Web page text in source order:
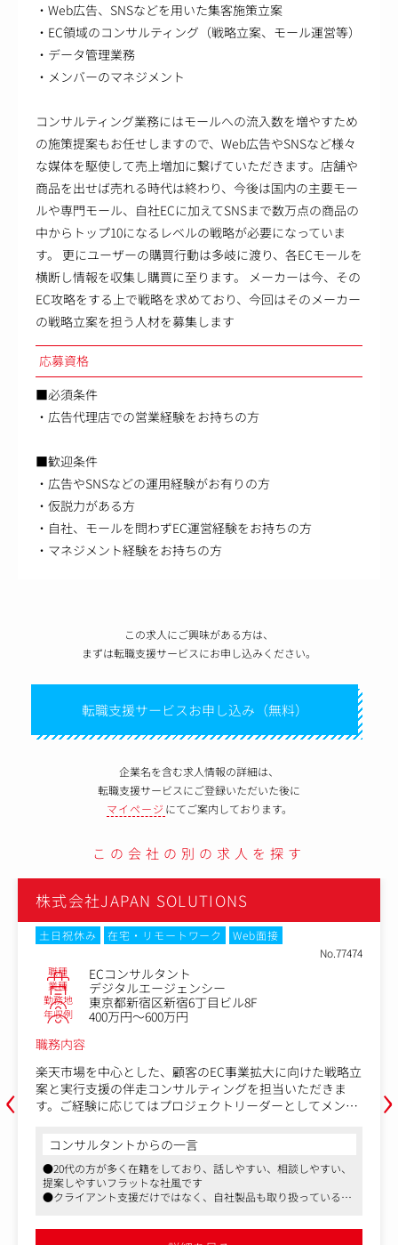
・Web広告、SNSなどを用いた集客施策立案
・EC領域のコンサルティング（戦略立案、モール運営等）
・データ管理業務
・メンバーのマネジメント
コンサルティング業務にはモールへの流入数を増やすため
の施策提案もお任せしますので、Web広告やSNSなど様々
な媒体を駆使して売上増加に繋げていただきます。店舗や
商品を出せば売れる時代は終わり、今後は国内の主要モー
ルや専門モール、自社ECに加えてSNSまで数万点の商品の
中からトップ10になるレベルの戦略が必要になっていま
す。 更にユーザーの購買行動は多岐に渡り、各ECモールを
横断し情報を収集し購買に至ります。 メーカーは今、その
EC攻略をする上で戦略を求めており、今回はそのメーカー
の戦略立案を担う人材を募集します
応募資格
■必須条件
・広告代理店での営業経験をお持ちの方
■歓迎条件
・広告やSNSなどの運用経験がお有りの方
・仮説力がある方
・自社、モールを問わずEC運営経験をお持ちの方
・マネジメント経験をお持ちの方
この求人にご興味がある方は、
まずは転職支援サービスにお申し込みください。
転職支援サービスお申し込み（無料）
企業名を含む求人情報の詳細は、
転職支援サービスにご登録いただいた後に
マイページ にてご案内しております。
この会社の別の求人を探す
‹
株式会社JAPAN SOLUTIONS
土日祝休み 在宅・リモートワーク
Web面接
No.77474
職種 ECコンサルタント
業種 デジタルエージェンシー
勤務地 東京都新宿区新宿6丁目ビル8F
年収例
400万円～600万円
職務内容
楽天市場を中心とした、顧客のEC事業拡大に向けた戦略立
案と実行支援の伴走コンサルティングを担当いただきま
す。ご経験に応じてはプロジェクトリーダーとしてメンバ
■具体的には
・クライアント窓口
・制作ディレクション（商品ページなど）
・Web広告、SNSなどを用いた集客施策立案
コンサルタントからの一言
●20代の方が多く在籍をしており、話しやすい、相談しやすい、
提案しやすいフラットな社風です
●クライアント支援だけではなく、自社製品も取り扱っているた
›